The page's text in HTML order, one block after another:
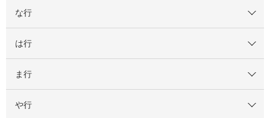
な行
は行
ま行
や行